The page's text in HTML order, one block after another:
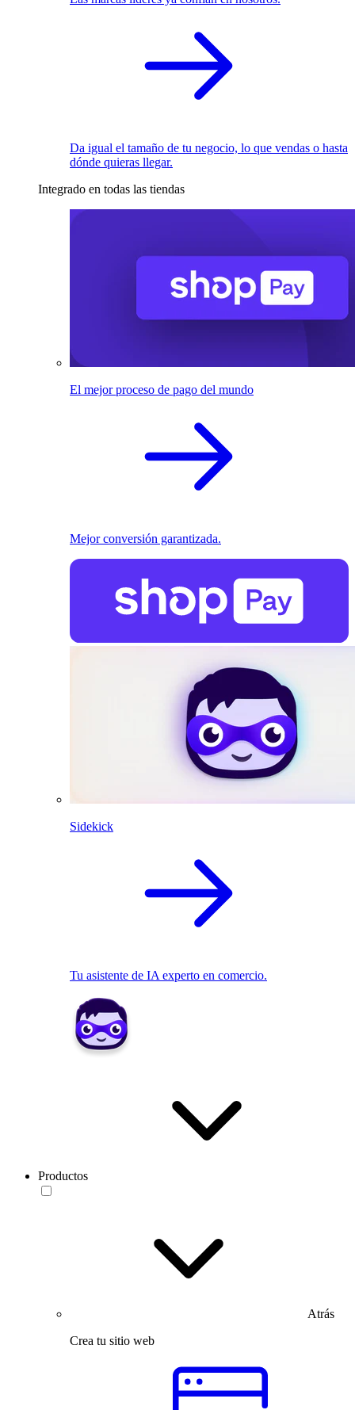
Da igual el tamaño de tu negocio, lo que vendas o hasta
dónde quieras llegar.
Integrado en todas las tiendas
El mejor proceso de pago del mundo
Mejor conversión garantizada.
Sidekick
Tu asistente de IA experto en comercio.
Productos
Atrás
Crea tu sitio web